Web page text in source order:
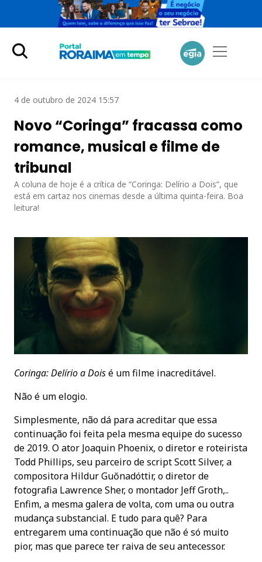
4 de outubro de 2024 15:57
Novo “Coringa” fracassa como
romance, musical e filme de
tribunal
A coluna de hoje é a crítica de “Coringa: Delírio a Dois”, que
está em cartaz nos cinemas desde a última quinta-feira. Boa
leitura!
Coringa: Delírio a Doisé um filme inacreditável.
Não é um elogio.
Simplesmente, não dá para acreditar que essa
continuação foi feita pela mesma equipe do sucesso
de 2019. O ator Joaquin Phoenix, o diretor e roteirista
Todd Phillips, seu parceiro de script Scott Silver, a
compositora Hildur Guŏnadóttir, o diretor de
fotografia Lawrence Sher, o montador Jeff Groth,..
Enfim, a mesma galera de volta, com uma ou outra
mudança substancial. E tudo para quê? Para
entregarem uma continuação que não é só muito
pior, mas que parece ter raiva de seu antecessor.